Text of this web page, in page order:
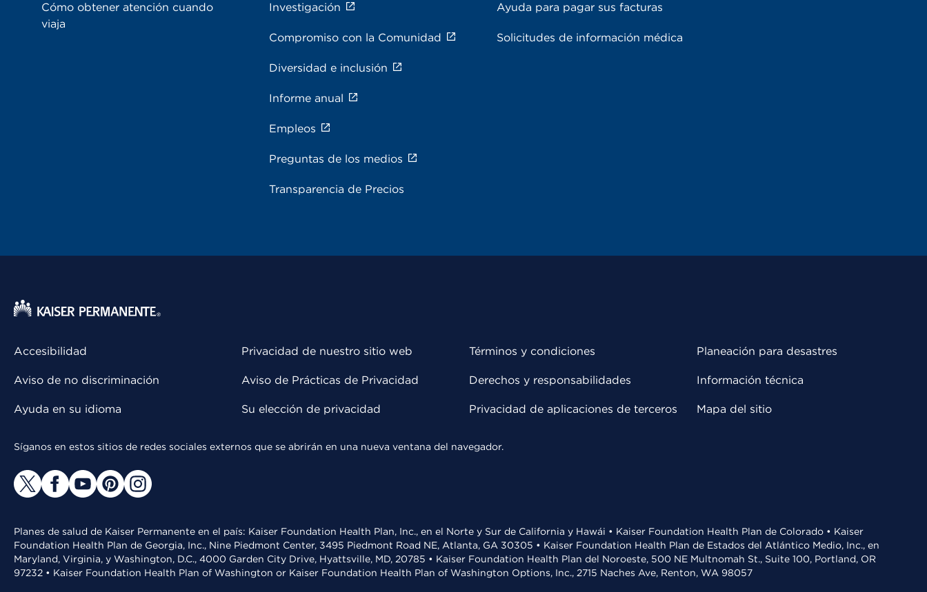
Cómo obtener atención cuando
viaja
Investigación
Compromiso con la Comunidad
Diversidad e inclusión
Informe anual
Empleos
Preguntas de los medios
Transparencia de Precios
Ayuda para pagar sus facturas
Solicitudes de información médica
Accesibilidad
Aviso de no discriminación
Ayuda en su idioma
Privacidad de nuestro sitio web
Aviso de Prácticas de Privacidad
Su elección de privacidad
Términos y condiciones
Derechos y responsabilidades
Privacidad de aplicaciones de terceros
Planeación para desastres
Información técnica
Mapa del sitio
Síganos en estos sitios de redes sociales externos que se abrirán en una nueva ventana del navegador.
Planes de salud de Kaiser Permanente en el país: Kaiser Foundation Health Plan, Inc., en el Norte y Sur de California y Hawái • Kaiser Foundation Health Plan de Colorado • Kaiser
Foundation Health Plan de Georgia, Inc., Nine Piedmont Center, 3495 Piedmont Road NE, Atlanta, GA 30305 • Kaiser Foundation Health Plan de Estados del Atlántico Medio, Inc., en
Maryland, Virginia, y Washington, D.C., 4000 Garden City Drive, Hyattsville, MD, 20785 • Kaiser Foundation Health Plan del Noroeste, 500 NE Multnomah St., Suite 100, Portland, OR
97232 • Kaiser Foundation Health Plan of Washington or Kaiser Foundation Health Plan of Washington Options, Inc., 2715 Naches Ave, Renton, WA 98057